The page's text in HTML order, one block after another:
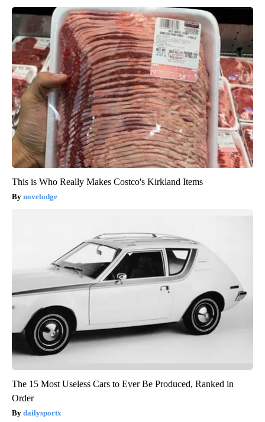
This is Who Really Makes Costco's Kirkland Items
novelodge
The 15 Most Useless Cars to Ever Be Produced, Ranked in
Order
dailysportx